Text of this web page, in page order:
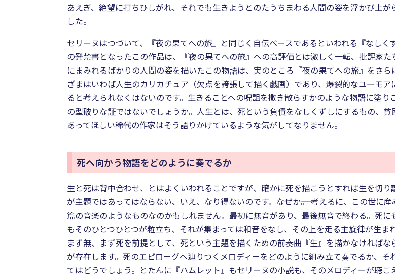
あえぎ、絶望に打ちひしがれ、それでも生きようとのたうちまわる人間の姿を浮かび上
した。
セリーヌはつづいて、『夜の果てへの旅』と同じく自伝ベースであるといわれる『なし
の発禁書となったこの作品は、『夜の果てへの旅』への高評価とは激しく一転、批評家
にまみれるばかりの人間の姿を描いたこの物語は、実のところ『夜の果てへの旅』をさ
ざまはいわば人生のカリカチュア（欠点を誇張して描く戯画）であり、爆裂的なユーモ
ると考えられなくはないのです。生きることへの呪詛を撒き散らすかのような物語に塗
の型破りな証ではないでしょうか。人生とは、死という負債をなしくずしにするもの、
あってほしい――稀代の作家はそう語りかけているような気がしてなりません。
死へ向かう物語をどのように奏でるか
生と死は背中合わせ、とはよくいわれることですが、確かに死を描こうとすれば生を切
が主題ではあってはならない、いえ、なり得ないのです。なぜか――。 考えるに、この世
篇の音楽のようなものなのかもしれません。最初に無音があり、最後無音で終わる。死
もそのひとつひとつが粒立ち、それが集まっては和音をなし、その上を走る主旋律が生
まず無、まず死を前提として、死という主題を描くための前奏曲『生』を描かなければ
が存在します。死のエピローグへ辿りつくメロディーをどのように組み立て奏でるか、
てはどうでしょう。とたんに『ハムレット』もセリーヌの小説も、そのメロディーが聴